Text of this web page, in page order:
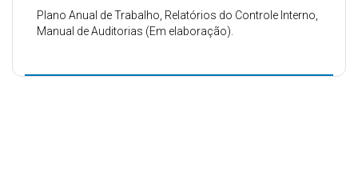
Plano Anual de Trabalho, Relatórios do Controle Interno,
Manual de Auditorias (Em elaboração).